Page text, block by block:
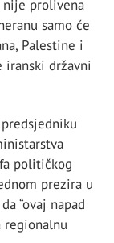
nije prolivena
samo će
Palestine i
iranski državni
političkog
prezira u
“ovaj napad